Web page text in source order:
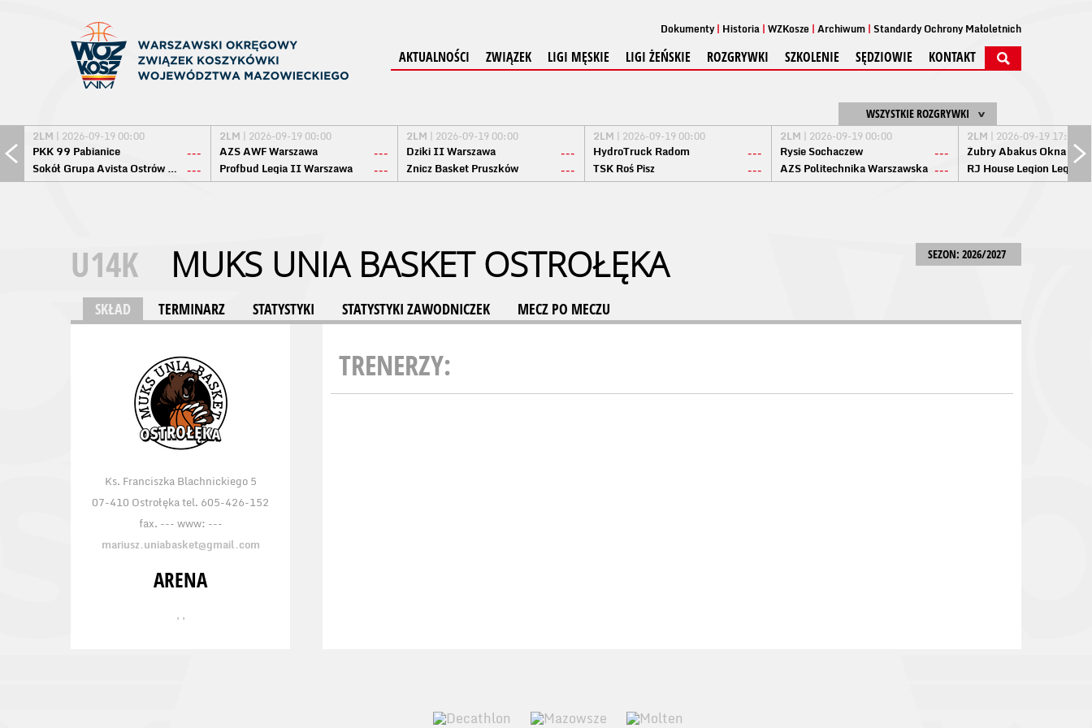
Dokumenty Historia WZKosze Archiwum Standardy Ochrony Małoletnich
AKTUALNOŚCI ZWIĄZEK LIGI MĘSKIE LIGI ŻEŃSKIE ROZGRYWKI SZKOLENIE SĘDZIOWIE KONTAKT
WSZYSTKIE ROZGRYWKI
2LM | 2026-09-19 00:00
PKK 99 Pabianice
---
Sokół Grupa Avista Ostrów Maz. ---
2LM | 2026-09-19 00:00
AZS AWF Warszawa
---
Profbud Legia II Warszawa
---
2LM | 2026-09-19 00:00
Dziki II Warszawa
---
Znicz Basket Pruszków
---
2LM | 2026-09-19 00:00
HydroTruck Radom
---
TSK Roś Pisz
---
2LM | 2026-09-19 00:00
Rysie Sochaczew
---
AZS Politechnika Warszawska ---
2LM | 2026-09-19 17:00
Żubry Abakus Okna
RJ House Legion
SEZON: 2026/2027
U14K MUKS UNIA BASKET OSTROŁĘKA
SKŁAD TERMINARZ STATYSTYKI STATYSTYKI ZAWODNICZEK MECZ PO MECZU
Ks. Franciszka Blachnickiego 5
07-410 Ostrołęka tel. 605-426-152
fax. --- www: ---
mariusz.uniabasket@gmail.com
ARENA
, ,
TRENERZY: